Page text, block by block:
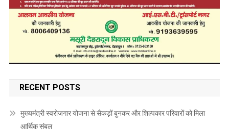
RECENT POSTS
मुख्यमंत्री स्वरोजगार योजना से सैकड़ों बुनकर और शिल्पकार परिवारों को मिला
आर्थिक संबल